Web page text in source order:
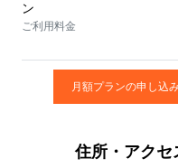
ン
ご利用料金
月額プランの申し込
住所・アクセ